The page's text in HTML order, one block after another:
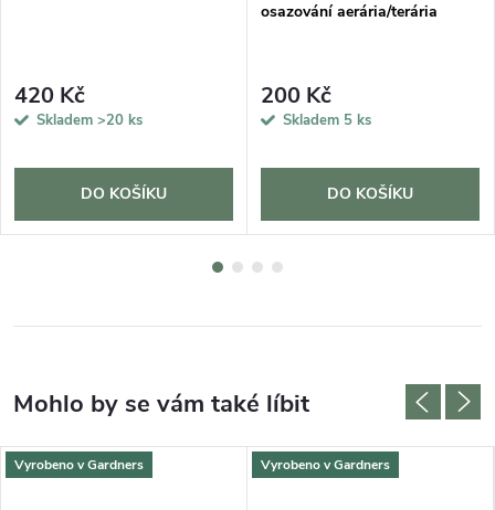
420 Kč
Skladem >20 ks
DO KOŠÍKU
osazování aerária/terária
200 Kč
Skladem 5 ks
DO KOŠÍKU
Vyrobeno v Gardners Vyrobeno v Gardners